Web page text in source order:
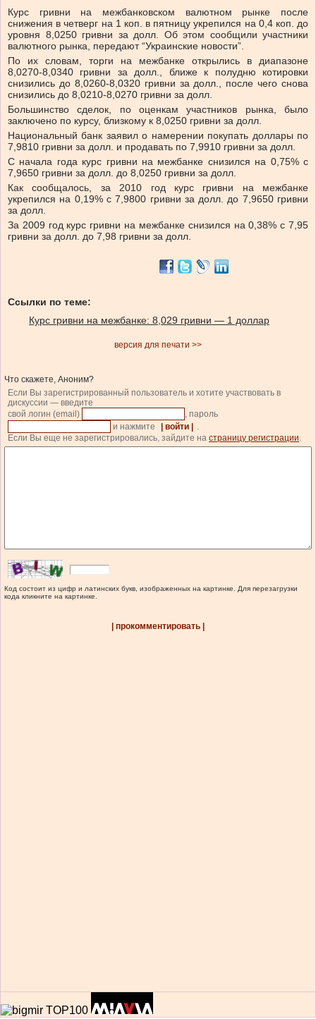
Курс гривни на межбанковском валютном рынке после
снижения в четверг на 1 коп. в пятницу укрепился на 0,4 коп. до
уровня 8,0250 гривни за долл. Об этом сообщили участники
валютного рынка, передают “Украинские новости”.
По их словам, торги на межбанке открылись в диапазоне
8,0270-8,0340 гривни за долл., ближе к полудню котировки
снизились до 8,0260-8,0320 гривни за долл., после чего снова
снизились до 8,0210-8,0270 гривни за долл.
Большинство сделок, по оценкам участников рынка, было
заключено по курсу, близкому к 8,0250 гривни за долл.
Национальный банк заявил о намерении покупать доллары по
7,9810 гривни за долл. и продавать по 7,9910 гривни за долл.
С начала года курс гривни на межбанке снизился на 0,75% с
7,9650 гривни за долл. до 8,0250 гривни за долл.
Как сообщалось, за 2010 год курс гривни на межбанке
укрепился на 0,19% с 7,9800 гривни за долл. до 7,9650 гривни
за долл.
За 2009 год курс гривни на межбанке снизился на 0,38% с 7,95
гривни за долл. до 7,98 гривни за долл.
Ссылки по теме:
Курс гривни на межбанке: 8,029 гривни — 1 доллар
версия для печати >>
Что скажете, Аноним?
Если Вы зарегистрированный пользователь и хотите участвовать в
дискуссии — введите
свой логин (email)
, пароль
и нажмите
| войти |
.
Если Вы еще не зарегистрировались, зайдите на страницу регистрации.
Код состоит из цифр и латинских букв, изображенных на картинке. Для перезагрузки
кода кликните на картинке.
| прокомментировать |